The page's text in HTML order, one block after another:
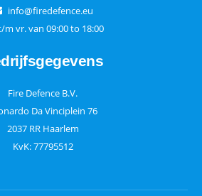
info@firedefence.eu
m vr. van 09:00 to 18:00
Fire Defence B.V.
Da Vinciplein 76
2037 RR Haarlem
KvK: 77795512